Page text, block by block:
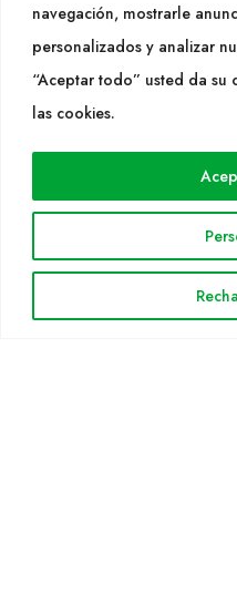
navegación, mostrarle
personalizados y analizar
“Aceptar todo” usted da su
las cookies.
SÍGUENOS
WEB
Cultidelta
Especies
Noticias